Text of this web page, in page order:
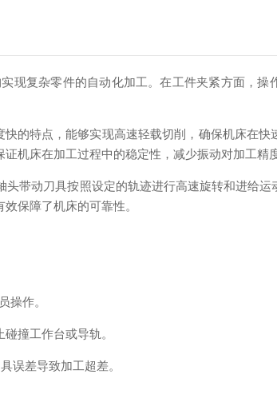
现复杂零件的自动化加工。在工件夹紧方面，操
特点，能够实现高速轻载切削，确保机床在快
机床在加工过程中的稳定性，减少振动对加工精
动刀具按照设定的轨迹进行高速旋转和进给运
保障了机床的可靠性。
操作。
撞工作台或导轨。
差导致加工超差。